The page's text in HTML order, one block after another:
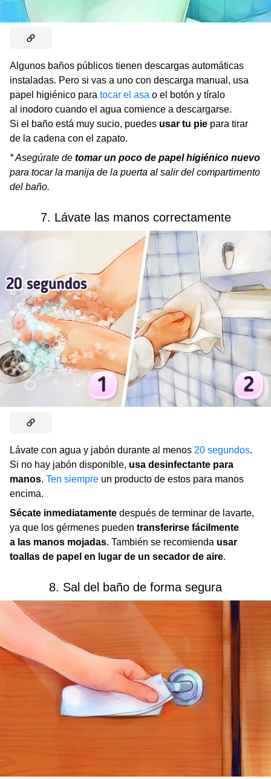
Algunos baños públicos tienen descargas automáticas
instaladas. Pero si vas a uno con descarga manual, usa
papel higiénico para tocar el asa o el botón y tíralo
al inodoro cuando el agua comience a descargarse.
Si el baño está muy sucio, puedes usar tu pie para tirar
de la cadena con el zapato.
* Asegúrate de tomar un poco de papel higiénico nuevo
para tocar la manija de la puerta al salir del compartimento
del baño.
7. Lávate las manos correctamente
Lávate con agua y jabón durante al menos 20 segundos.
Si no hay jabón disponible, usa desinfectante para
manos. Ten siempre un producto de estos para manos
encima.
Sécate inmediatamente después de terminar de lavarte,
ya que los gérmenes pueden transferirse fácilmente
a las manos mojadas. También se recomienda usar
toallas de papel en lugar de un secador de aire.
8. Sal del baño de forma segura